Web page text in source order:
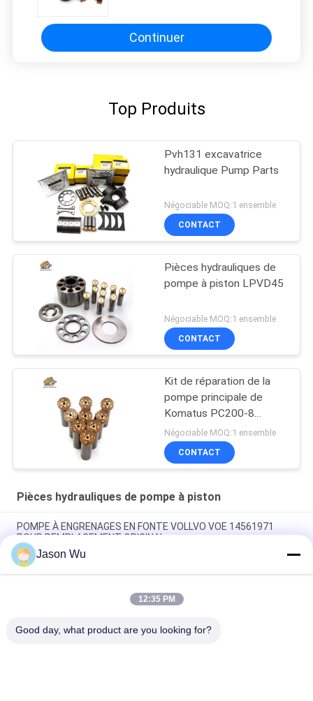
Continuer
Top Produits
Pvh131 excavatrice
hydraulique Pump Parts
Négociable MOQ:1 ensemble
CONTACT
Pièces hydrauliques de
pompe à piston LPVD45
Négociable MOQ:1 ensemble
CONTACT
Kit de réparation de la
pompe principale de
Komatus PC200-8
Pompes hydrauliques
Négociable MOQ:1 ensemble
CONTACT
Pièces hydrauliques de pompe à piston
POMPE À ENGRENAGES EN FONTE VOLLVO VOE 14561971
POUR REMPLACEMENT ORIGINAL
POMPE À ENGRENAGES EN FONTE VOLLVO VOE 14537295
POUR REMPLACEMENT ORIGINAL
Pompes à engrenages en fonte VOLLVO VOE 14782798 pour le
Jason Wu
12:35 PM
Good day, what product are you looking for?